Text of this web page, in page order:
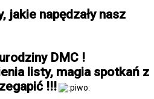
napędzały nasz
DMC !
listy, magia spotkań z
!!!